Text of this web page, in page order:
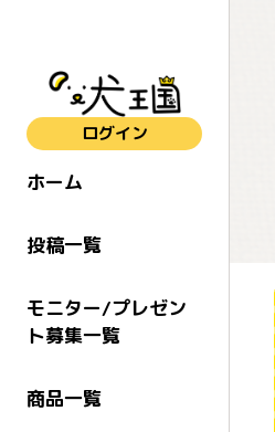
ログイン
ホーム
投稿一覧
モニター/プレゼン
ト募集一覧
商品一覧